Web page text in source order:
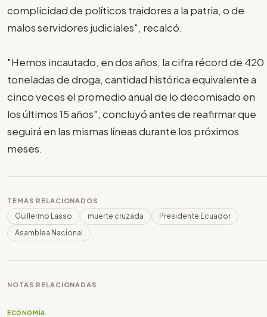
complicidad de políticos traidores a la patria, o de
malos servidores judiciales", recalcó.
"Hemos incautado, en dos años, la cifra récord de 420
toneladas de droga, cantidad histórica equivalente a
cinco veces el promedio anual de lo decomisado en
los últimos 15 años", concluyó antes de reafirmar que
seguirá en las mismas líneas durante los próximos
meses.
TEMAS RELACIONADOS
Guillermo Lasso muerte cruzada
Presidente Ecuador
Asamblea Nacional
NOTAS RELACIONADAS
ECONOMÍA